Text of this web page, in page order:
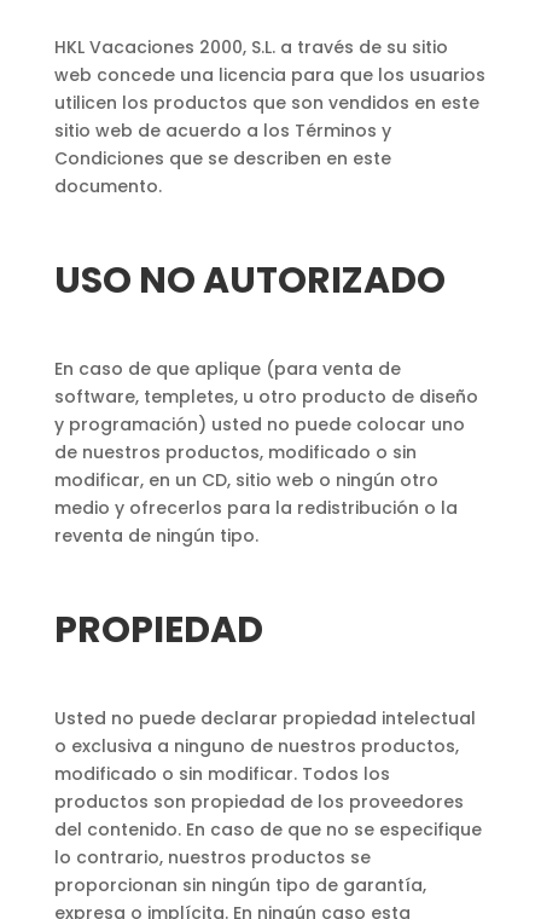
HKL Vacaciones 2000, S.L. a través de su sitio
web concede una licencia para que los usuarios
utilicen los productos que son vendidos en este
sitio web de acuerdo a los Términos y
Condiciones que se describen en este
documento.
USO NO AUTORIZADO
En caso de que aplique (para venta de
software, templetes, u otro producto de diseño
y programación) usted no puede colocar uno
de nuestros productos, modificado o sin
modificar, en un CD, sitio web o ningún otro
medio y ofrecerlos para la redistribución o la
reventa de ningún tipo.
PROPIEDAD
Usted no puede declarar propiedad intelectual
o exclusiva a ninguno de nuestros productos,
modificado o sin modificar. Todos los
productos son propiedad de los proveedores
del contenido. En caso de que no se especifique
lo contrario, nuestros productos se
proporcionan sin ningún tipo de garantía,
expresa o implícita. En ningún caso esta